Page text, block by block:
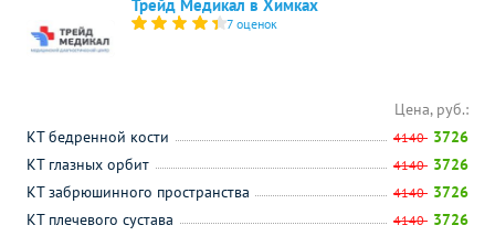
Трейд Медикал в Химках
7 оценок
Цена, руб.:
КТ бедренной кости
4140 3726
КТ глазных орбит
4140 3726
КТ забрюшинного пространства
4140 3726
КТ плечевого сустава
4140 3726